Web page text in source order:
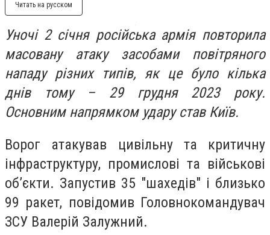
Читать на русском
Уночі 2 січня російська армія повторила
масовану атаку засобами повітряного
нападу різних типів, як це було кілька
днів тому – 29 грудня 2023 року.
Основним напрямком удару став Київ.
Ворог атакував цивільну та критичну
інфраструктуру, промислові та військові
об’єкти. Запустив 35 "шахедів" і близько
99 ракет, повідомив Головнокомандувач
ЗСУ Валерій Залужний.